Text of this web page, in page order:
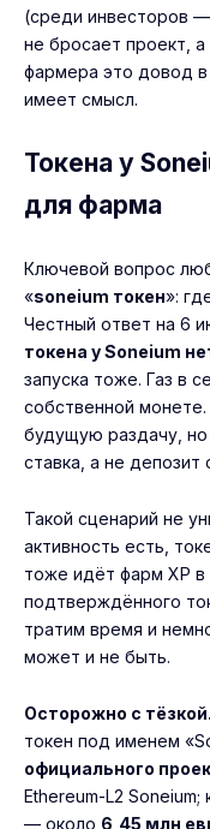
(среди инвесторов —
не бросает проект,
фармера это довод в
имеет смысл.
Токена у
для фарма
Ключевой вопрос
«soneium токен»:
Честный ответ на 6
токена у Soneium
запуска тоже. Газ в
собственной
будущую раздачу, но
ставка, а не
Такой сценарий не
активность есть,
тоже идёт фарм XP
подтверждённого
тратим время и
может и не быть.
Осторожно с тёзкой.
токен под именем
официального
Ethereum-L2
— около 6,45 млн